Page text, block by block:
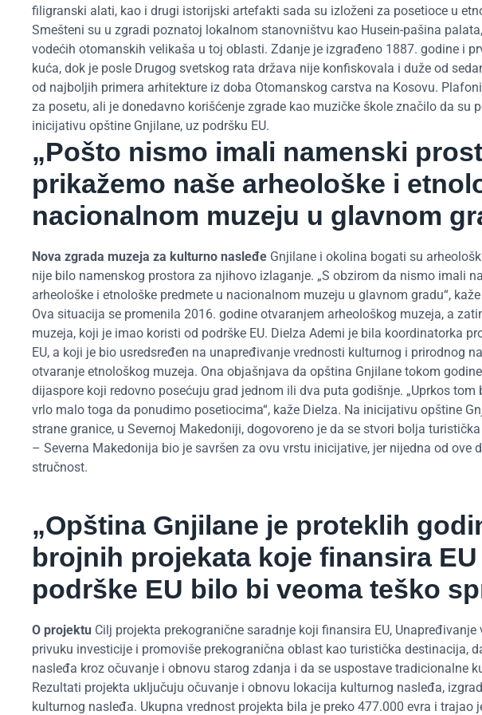
filigranski alati, kao i drugi istorijski artefakti sada su izloženi za posetioce u
Smešteni su u zgradi poznatoj lokalnom stanovništvu kao Husein-pašina
vodećih otomanskih velikaša u toj oblasti. Zdanje je izgrađeno 1887. godine i
kuća, dok je posle Drugog svetskog rata država nije konfiskovala i duže od
od najboljih primera arhitekture iz doba Otomanskog carstva na Kosovu.
za posetu, ali je donedavno korišćenje zgrade kao muzičke škole značilo da su
inicijativu opštine Gnjilane, uz podršku EU.
„Pošto nismo imali namenski
prikažemo naše arheološke i
nacionalnom muzeju u glavnom
Nova zgrada muzeja za kulturno nasleđe Gnjilane i okolina bogati su
nije bilo namenskog prostora za njihovo izlaganje. „S obzirom da nismo imali
arheološke i etnološke predmete u nacionalnom muzeju u glavnom gradu“,
Ova situacija se promenila 2016. godine otvaranjem arheološkog muzeja, a
muzeja, koji je imao koristi od podrške EU. Dielza Ademi je bila koordinatorka
EU, a koji je bio usredsređen na unapređivanje vrednosti kulturnog i prirodnog
otvaranje etnološkog muzeja. Ona objašnjava da opština Gnjilane tokom
dijaspore koji redovno posećuju grad jednom ili dva puta godišnje. „Uprkos
vrlo malo toga da ponudimo posetiocima“, kaže Dielza. Na inicijativu opštine
strane granice, u Severnoj Makedoniji, dogovoreno je da se stvori bolja
– Severna Makedonija bio je savršen za ovu vrstu inicijative, jer nijedna od ove
stručnost.
„Opština Gnjilane je proteklih
brojnih projekata koje finansira
podrške EU bilo bi veoma teško
O projektu Cilj projekta prekogranične saradnje koji finansira EU,
privuku investicije i promoviše prekogranična oblast kao turistička destinacija,
nasleđa kroz očuvanje i obnovu starog zdanja i da se uspostave tradicionalne
Rezultati projekta uključuju očuvanje i obnovu lokacija kulturnog nasleđa,
kulturnog nasleđa. Ukupna vrednost projekta bila je preko 477.000 evra i trajao